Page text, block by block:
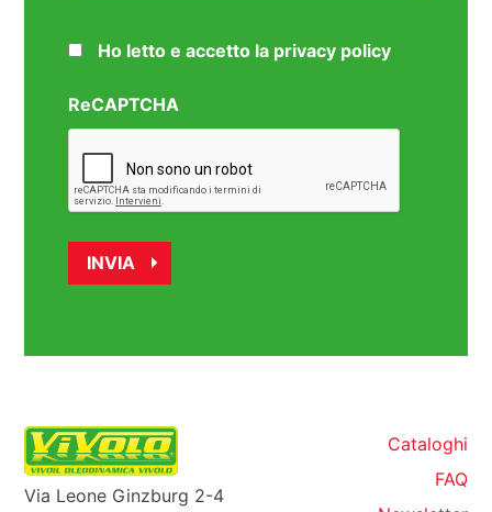
Ho letto e accetto la privacy policy
ReCAPTCHA
Via Leone Ginzburg 2-4
Cataloghi
FAQ